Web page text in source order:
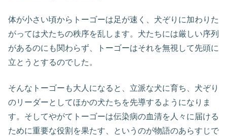
体が小さい頃からトーゴーは足が速く、犬ぞりに加わりた
がっては犬たちの秩序を乱します。犬たちには厳しい序列
があるのにも関わらず、トーゴーはそれを無視して先頭に
立とうとするのでした。
そんなトーゴーも大人になると、立派な犬に育ち、犬ぞり
のリーダーとしてほかの犬たちを先導するようになりま
す。そしてやがてトーゴーは伝染病の血清を人々に届ける
ために重要な役割を果たす、というのが物語のあらすじで